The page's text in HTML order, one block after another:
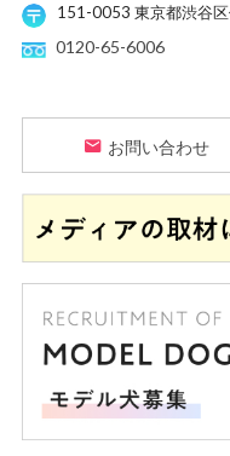
151-0053 東京都渋谷
0120-65-6006
お問い合わせ